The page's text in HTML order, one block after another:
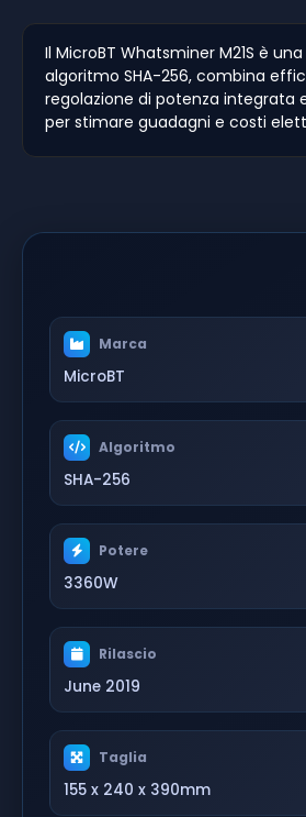
Il MicroBT Whatsminer M21S è
algoritmo SHA-256, combina
regolazione di potenza integrata
per stimare guadagni e costi
Marca
MicroBT
Algoritmo
SHA-256
Potere
3360W
Rilascio
June 2019
Taglia
155 x 240 x 390mm